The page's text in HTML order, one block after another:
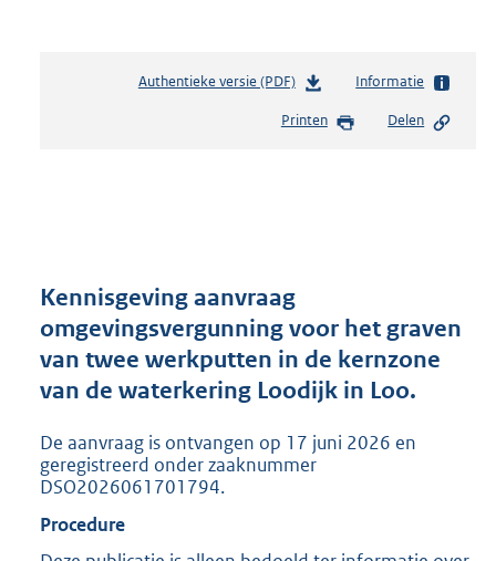
Authentieke versie (PDF)b
s
r
o
t
t
2
0
Informatie
Printen Delen
Kennisgeving aanvraag
omgevingsvergunning voor het graven
van twee werkputten in de kernzone
van de waterkering Loodijk in Loo.
De aanvraag is ontvangen op 17 juni 2026 en
geregistreerd onder zaaknummer
DSO2026061701794.
Procedure